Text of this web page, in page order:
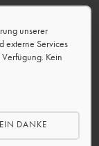
unserer
externe Services
Kein
DANKE